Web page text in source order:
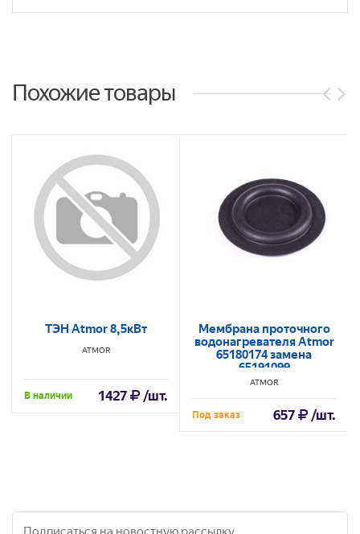
Похожие товары
ТЭН Atmor 8,5кВт
ATMOR
В наличии 1427 /шт.
Мембрана проточного
водонагревателя Atmor
65180174 замена
65191099
ATMOR
Под заказ 657 /шт.